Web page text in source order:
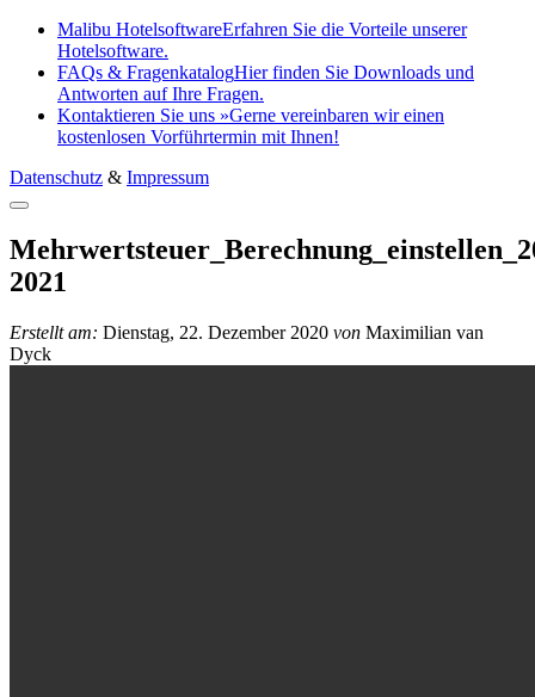
Malibu HotelsoftwareErfahren Sie die Vorteile unserer
Hotelsoftware.
FAQs & FragenkatalogHier finden Sie Downloads und
Antworten auf Ihre Fragen.
Kontaktieren Sie uns »Gerne vereinbaren wir einen
kostenlosen Vorführtermin mit Ihnen!
Datenschutz & Impressum
2021
Erstellt am: Dienstag, 22. Dezember 2020 von Maximilian van
Dyck